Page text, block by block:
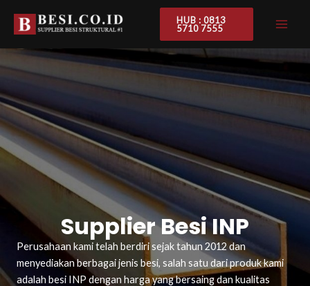
HUB : 0813
5710 7555
Supplier Besi INP
Perusahaan kami telah berdiri sejak tahun 2012 dan
menyediakan berbagai jenis besi, salah satu dari produk kami
adalah besi INP dengan harga yang bersaing dan kualitas